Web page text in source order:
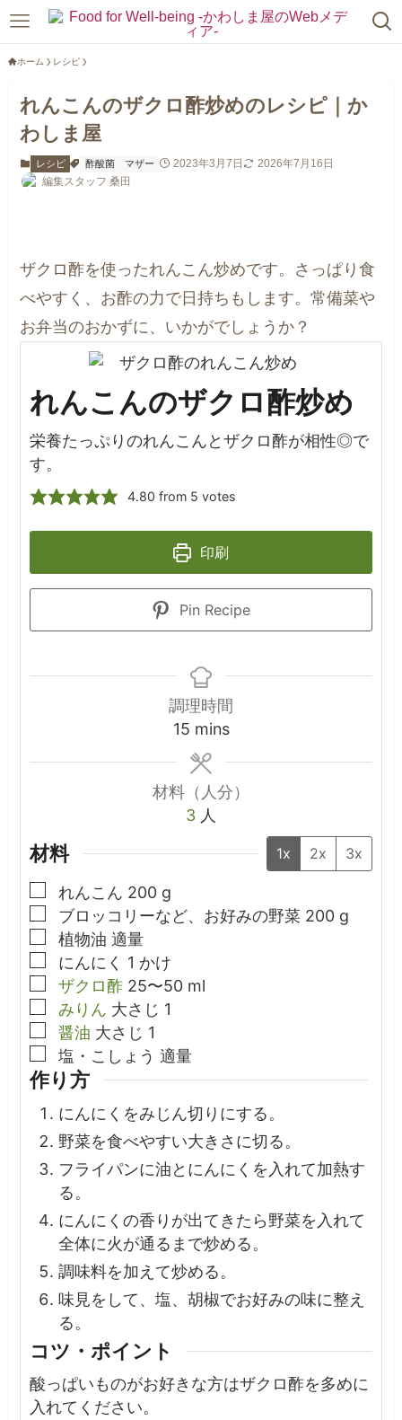
ホーム レシピ
れんこんのザクロ酢炒めのレシピ｜か
わしま屋
レシピ 酢酸菌 マザー 2023年3月7日
2026年7月16日
編集スタッフ 桑田
ザクロ酢を使ったれんこん炒めです。さっぱり食
べやすく、お酢の力で日持ちもします。常備菜や
お弁当のおかずに、いかがでしょうか？
れんこんのザクロ酢炒め
栄養たっぷりのれんこんとザクロ酢が相性◎で
す。
4.80 from 5 votes
印刷
Pin Recipe
調理時間
15minutes
mins
材料（人分）
3 人
材料 1x 2x 3x
▢
れんこん 200 g
▢
ブロッコリーなど、お好みの野菜 200 g
▢
植物油 適量
▢
にんにく 1 かけ
▢
ザクロ酢 25〜50 ml
▢
みりん 大さじ 1
▢
醤油 大さじ 1
▢
塩・こしょう 適量
作り方
にんにくをみじん切りにする。
野菜を食べやすい大きさに切る。
フライパンに油とにんにくを入れて加熱す
る。
にんにくの香りが出てきたら野菜を入れて
全体に火が通るまで炒める。
調味料を加えて炒める。
味見をして、塩、胡椒でお好みの味に整え
る。
コツ・ポイント
酸っぱいものがお好きな方はザクロ酢を多めに
入れてください。